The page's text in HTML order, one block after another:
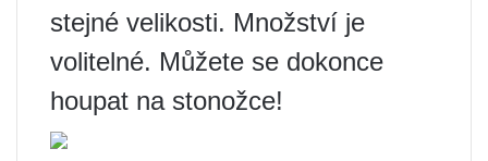
stejné velikosti. Množství je
volitelné. Můžete se dokonce
houpat na stonožce!